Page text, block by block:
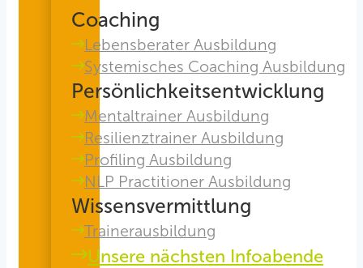
Coaching
Lebensberater Ausbildung
Systemisches Coaching Ausbildung
Persönlichkeitsentwicklung
Mentaltrainer Ausbildung
Resilienztrainer Ausbildung
Profiling Ausbildung
NLP Practitioner Ausbildung
Wissensvermittlung
Trainerausbildung
Unsere nächsten Infoabende